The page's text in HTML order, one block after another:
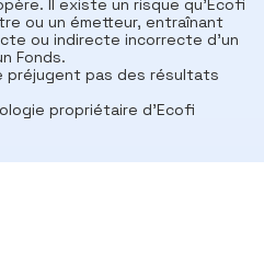
Il existe un risque qu’Ecofi
ou un émetteur, entraînant
ou indirecte incorrecte d'un
Fonds.
préjugent pas des résultats
propriétaire d’Ecofi